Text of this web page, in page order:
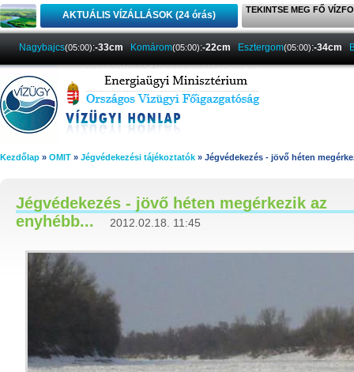
AKTUÁLIS VÍZÁLLÁSOK (24 órás) TEKINTSE MEG FŐ
Nagybajcs(05:00):-33cm Komárom(05:00):-22cm Esztergom(05:00):-34cm
Kezdőlap » OMIT » Jégvédekezési tájékoztatók » Jégvédekezés - jövő héten
Jégvédekezés - jövő héten megérkezik az
enyhébb...
2012.02.18. 11:45